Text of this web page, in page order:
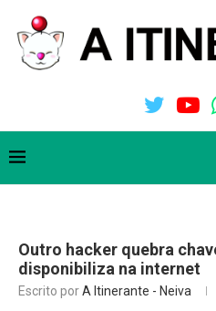
Outro hacker quebra
disponibiliza na internet
Escrito porA Itinerante - Neiva